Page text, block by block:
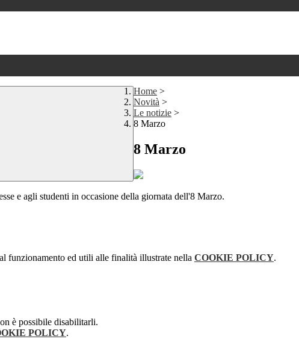
Home >
Novità >
Le notizie >
8 Marzo
8 Marzo
e agli studenti in occasione della giornata dell'8 Marzo.
funzionamento ed utili alle finalità illustrate nella COOKIE POLICY.
è possibile disabilitarli.
POLICY.